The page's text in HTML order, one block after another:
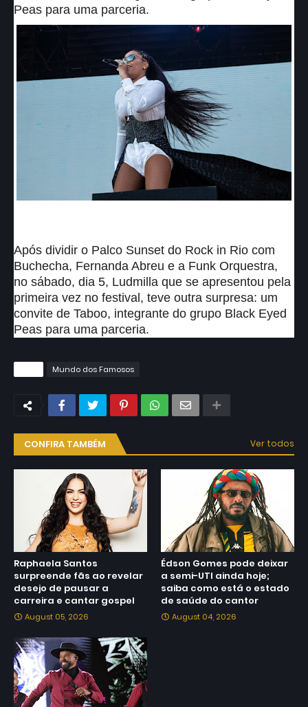
Peas para uma parceria.
Após dividir o Palco Sunset do Rock in Rio com
Buchecha, Fernanda Abreu e a Funk Orquestra,
no sábado, dia 5, Ludmilla que se apresentou pela
primeira vez no festival, teve outra surpresa: um
convite de Taboo, integrante do grupo Black Eyed
Peas para uma parceria.
Mundo dos Famosos
CONFIRA TAMBÉM Ver todos
Raphaela Santos
surpreende fãs ao revelar
desejo de pausar a
carreira e cantar gospel
August 05, 2026
Édson Gomes pode deixar
a semi-UTI ainda hoje;
saiba como está o estado
de saúde do cantor
August 04, 2026